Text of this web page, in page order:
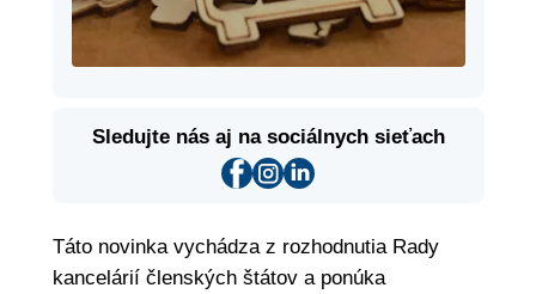
Sledujte nás aj na sociálnych sieťach
Táto novinka vychádza z rozhodnutia Rady
kancelárií členských štátov a ponúka